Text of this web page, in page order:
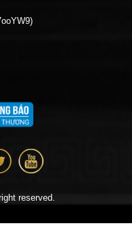
reserved.